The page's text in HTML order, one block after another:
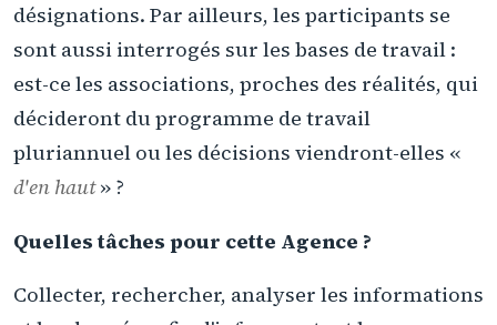
désignations. Par ailleurs, les participants se
sont aussi interrogés sur les bases de travail :
est-ce les associations, proches des réalités, qui
décideront du programme de travail
pluriannuel ou les décisions viendront-elles «
d'en haut» ?
Quelles tâches pour cette Agence ?
Collecter, rechercher, analyser les informations